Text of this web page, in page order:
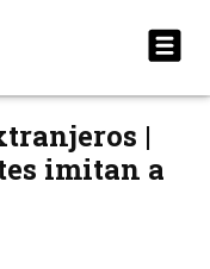
|
imitan a